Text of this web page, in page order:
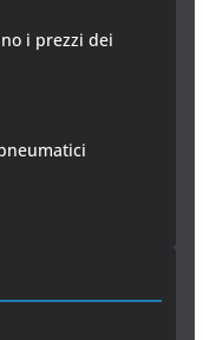
i prezzi dei